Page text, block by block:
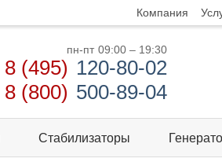
Компания
пн-пт 09:00 – 19:30
8 (495) 120-80-02
8 (800) 500-89-04
Стабилизаторы